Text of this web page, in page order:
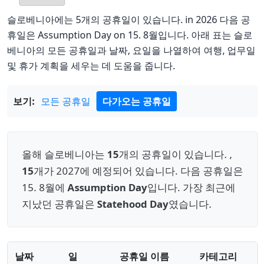
슬로베니아에는 5개의 공휴일이 있습니다. in 2026 다음 공
휴일은 Assumption Day on 15. 8월입니다. 아래 표는 슬로
베니아의 모든 공휴일과 날짜, 요일을 나열하여 여행, 업무일
및 휴가 계획을 세우는 데 도움을 줍니다.
보기: 모든 공휴일 다가오는 공휴일
올해 슬로베니아는 15개의 공휴일이 있습니다. ,
15개가 2027에 예정되어 있습니다. 다음 공휴일은
15. 8월에 Assumption Day입니다. 가장 최근에
지났던 공휴일은 Statehood Day였습니다.
날짜 일 공휴일 이름 카테고리